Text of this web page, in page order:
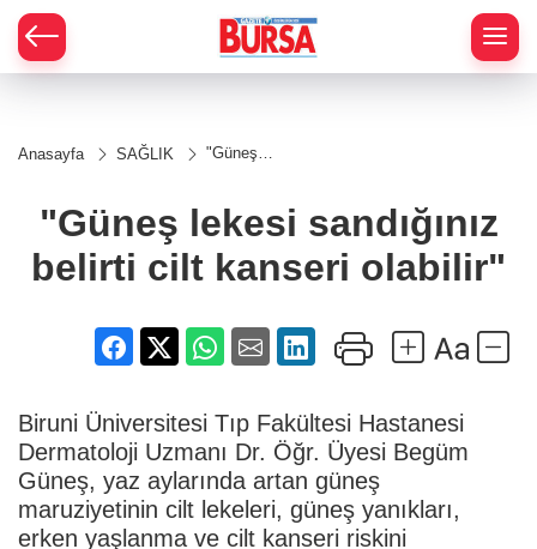
Anasayfa SAĞLIK
"Güneş
belirti cilt
kanseri
"Güneş lekesi sandığınız
belirti cilt kanseri olabilir"
Biruni Üniversitesi Tıp Fakültesi Hastanesi
Dermatoloji Uzmanı Dr. Öğr. Üyesi Begüm
Güneş, yaz aylarında artan güneş
maruziyetinin cilt lekeleri, güneş yanıkları,
erken yaşlanma ve cilt kanseri riskini